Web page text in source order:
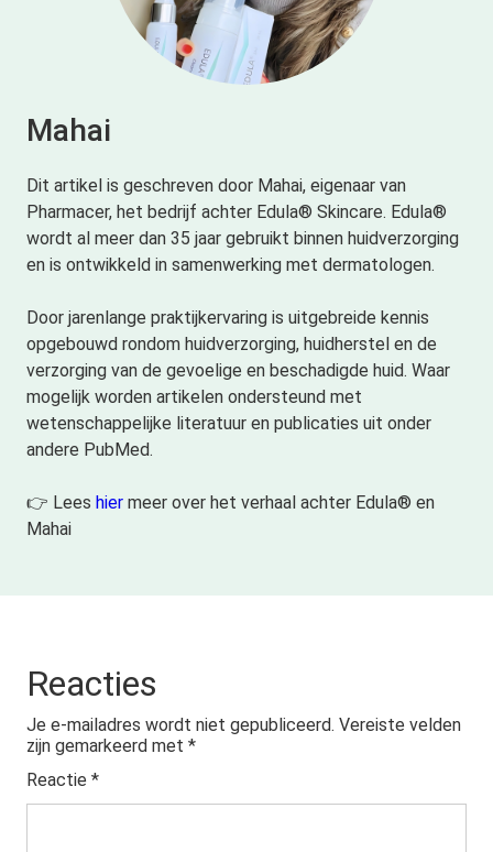
Mahai
Dit artikel is geschreven door Mahai, eigenaar van
Pharmacer, het bedrijf achter Edula® Skincare. Edula®
wordt al meer dan 35 jaar gebruikt binnen huidverzorging
en is ontwikkeld in samenwerking met dermatologen.
Door jarenlange praktijkervaring is uitgebreide kennis
opgebouwd rondom huidverzorging, huidherstel en de
verzorging van de gevoelige en beschadigde huid. Waar
mogelijk worden artikelen ondersteund met
wetenschappelijke literatuur en publicaties uit onder
andere PubMed.
👉 Lees hier meer over het verhaal achter Edula® en
Mahai
Reacties
Je e-mailadres wordt niet gepubliceerd. Vereiste velden
zijn gemarkeerd met *
Reactie *